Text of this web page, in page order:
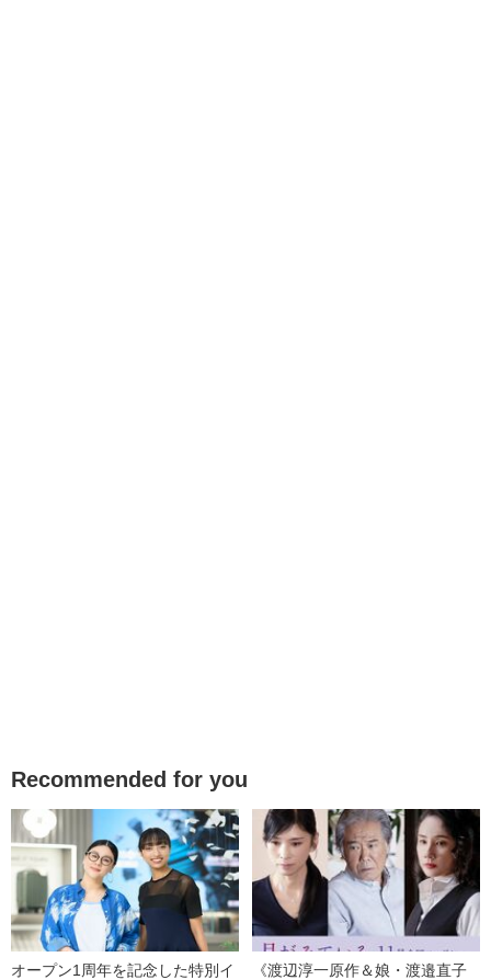
Recommended for you
オープン1周年を記念した特別イ
《渡辺淳一原作＆娘・渡邉直子